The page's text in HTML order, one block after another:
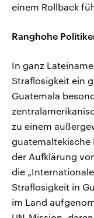
einem Rollback
Ranghohe
In ganz
Straflosigkeit ein
Guatemala
zu einem
guatemaltekische
der Aufklärung
die
Straflosigkeit in
im Land